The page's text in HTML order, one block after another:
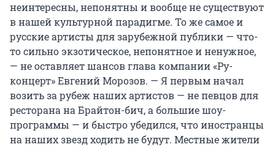
неинтересны, непонятны и вообще не существуют
в нашей культурной парадигме. То же самое и
русские артисты для зарубежной публики — что-
то сильно экзотическое, непонятное и ненужное,
— не оставляет шансов глава компании «Ру-
концерт» Евгений Морозов. — Я первым начал
возить за рубеж наших артистов — не певцов для
ресторана на Брайтон-бич, а большие шоу-
программы — и быстро убедился, что иностранцы
на наших звезд ходить не будут. Местные жители